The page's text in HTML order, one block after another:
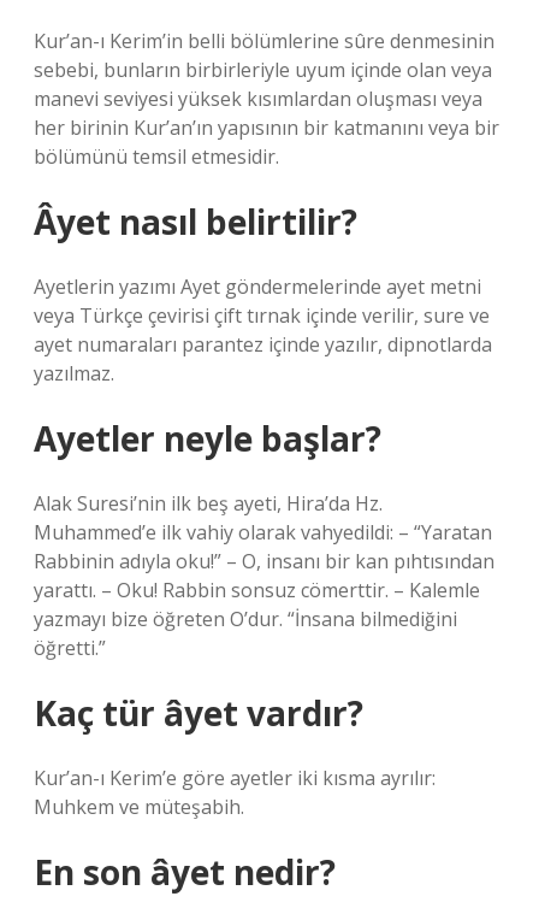
Kur’an-ı Kerim’in belli bölümlerine sûre denmesinin
sebebi, bunların birbirleriyle uyum içinde olan veya
manevi seviyesi yüksek kısımlardan oluşması veya
her birinin Kur’an’ın yapısının bir katmanını veya bir
bölümünü temsil etmesidir.
Âyet nasıl belirtilir?
Ayetlerin yazımı Ayet göndermelerinde ayet metni
veya Türkçe çevirisi çift tırnak içinde verilir, sure ve
ayet numaraları parantez içinde yazılır, dipnotlarda
yazılmaz.
Ayetler neyle başlar?
Alak Suresi’nin ilk beş ayeti, Hira’da Hz.
Muhammed’e ilk vahiy olarak vahyedildi: – “Yaratan
Rabbinin adıyla oku!” – O, insanı bir kan pıhtısından
yarattı. – Oku! Rabbin sonsuz cömerttir. – Kalemle
yazmayı bize öğreten O’dur. “İnsana bilmediğini
öğretti.”
Kaç tür âyet vardır?
Kur’an-ı Kerim’e göre ayetler iki kısma ayrılır:
Muhkem ve müteşabih.
En son âyet nedir?